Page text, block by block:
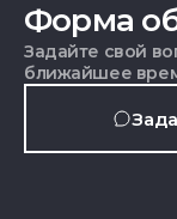
Форма
Задайте свой
ближайшее